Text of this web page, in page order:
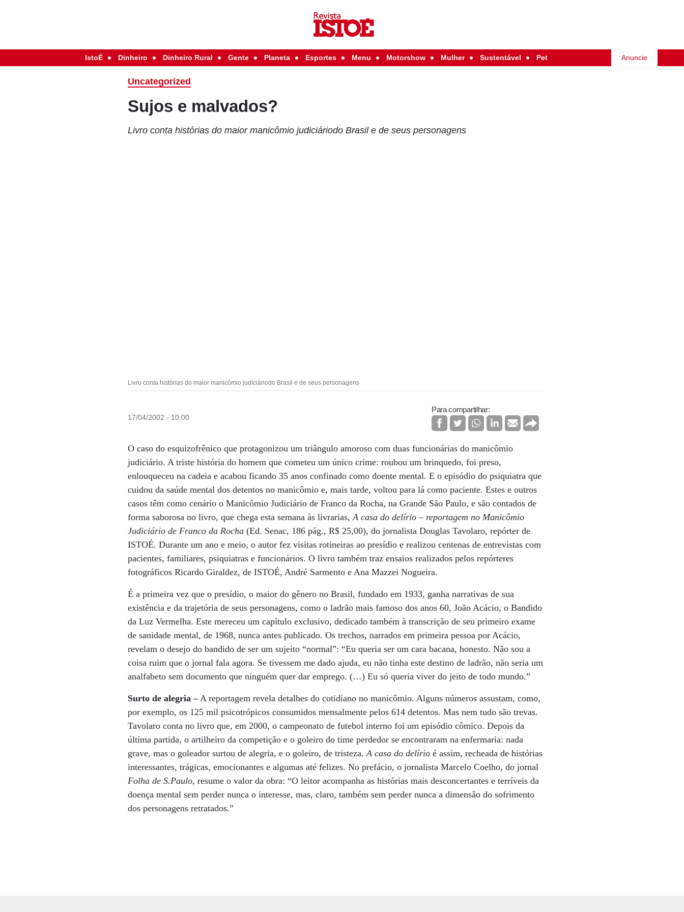
IstoÉ Dinheiro Dinheiro Rural Gente Planeta Esportes Menu Motorshow Mulher Sustentável Pet Anuncie
Uncategorized
Sujos e malvados?
Livro conta histórias do maior manicômio judiciáriodo Brasil e de seus personagens
Livro conta histórias do maior manicômio judiciáriodo Brasil e de seus personagens
17/04/2002 - 10:00
Para compartilhar:
O caso do esquizofrênico que protagonizou um triângulo amoroso com duas funcionárias do manicômio
judiciário. A triste história do homem que cometeu um único crime: roubou um brinquedo, foi preso,
enlouqueceu na cadeia e acabou ficando 35 anos confinado como doente mental. E o episódio do psiquiatra que
cuidou da saúde mental dos detentos no manicômio e, mais tarde, voltou para lá como paciente. Estes e outros
casos têm como cenário o Manicômio Judiciário de Franco da Rocha, na Grande São Paulo, e são contados de
forma saborosa no livro, que chega esta semana às livrarias,A casa do delírio – reportagem no Manicômio
Judiciário de Franco da Rocha (Ed. Senac, 186 pág., R$ 25,00), do jornalista Douglas Tavolaro, repórter de
ISTOÉ. Durante um ano e meio, o autor fez visitas rotineiras ao presídio e realizou centenas de entrevistas com
pacientes, familiares, psiquiatras e funcionários. O livro também traz ensaios realizados pelos repórteres
fotográficos Ricardo Giraldez, de ISTOÉ, André Sarmento e Ana Mazzei Nogueira.
É a primeira vez que o presídio, o maior do gênero no Brasil, fundado em 1933, ganha narrativas de sua
existência e da trajetória de seus personagens, como o ladrão mais famoso dos anos 60, João Acácio, o Bandido
da Luz Vermelha. Este mereceu um capítulo exclusivo, dedicado também à transcrição de seu primeiro exame
de sanidade mental, de 1968, nunca antes publicado. Os trechos, narrados em primeira pessoa por Acácio,
revelam o desejo do bandido de ser um sujeito “normal”: “Eu queria ser um cara bacana, honesto. Não sou a
coisa ruim que o jornal fala agora. Se tivessem me dado ajuda, eu não tinha este destino de ladrão, não seria um
analfabeto sem documento que ninguém quer dar emprego. (…) Eu só queria viver do jeito de todo mundo.”
Surto de alegria –A reportagem revela detalhes do cotidiano no manicômio. Alguns números assustam, como,
por exemplo, os 125 mil psicotrópicos consumidos mensalmente pelos 614 detentos. Mas nem tudo são trevas.
Tavolaro conta no livro que, em 2000, o campeonato de futebol interno foi um episódio cômico. Depois da
última partida, o artilheiro da competição e o goleiro do time perdedor se encontraram na enfermaria: nada
grave, mas o goleador surtou de alegria, e o goleiro, de tristeza.Acasa do delírio é assim, recheada de histórias
interessantes, trágicas, emocionantes e algumas até felizes. No prefácio, o jornalista Marcelo Coelho, do jornal
Folha de S.Paulo, resume o valor da obra: “O leitor acompanha as histórias mais desconcertantes e terríveis da
doença mental sem perder nunca o interesse, mas, claro, também sem perder nunca a dimensão do sofrimento
dos personagens retratados.”